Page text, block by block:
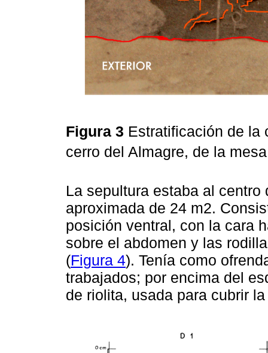
Figura 3 Estratificación de la
cerro del Almagre, de la
La sepultura estaba al
aproximada de 24 m2.
posición ventral, con la cara
sobre el abdomen y las
(Figura 4). Tenía como
trabajados; por encima del
de riolita, usada para cubrir